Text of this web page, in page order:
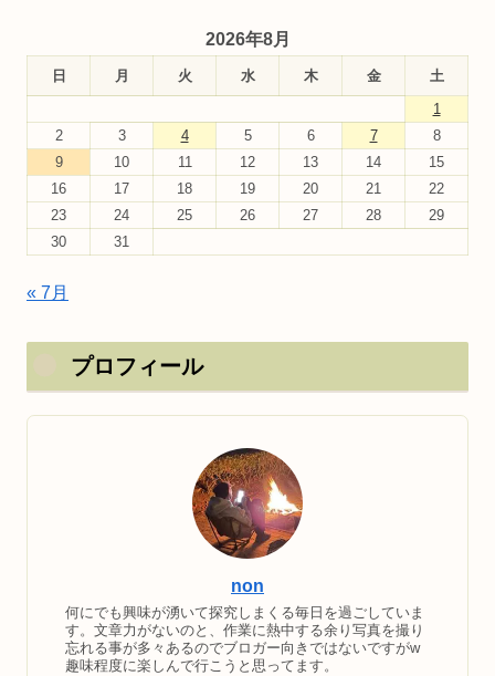
2026年8月
日 月 火 水 木 金
土
1
2
3 4 5 6 7
8
9
10 11 12 13 14
15
16
17 18 19 20 21
22
23
24 25 26 27 28
29
30
31
« 7月
プロフィール
non
何にでも興味が湧いて探究しまくる毎日を過ごしていま
す。文章力がないのと、作業に熱中する余り写真を撮り
忘れる事が多々あるのでブロガー向きではないですがw
趣味程度に楽しんで行こうと思ってます。